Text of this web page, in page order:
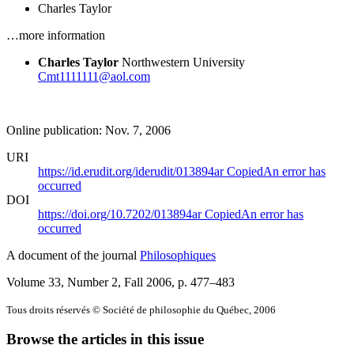
Charles Taylor
…more information
Charles Taylor Northwestern University
Cmt1111111@aol.com
Online publication: Nov. 7, 2006
URI
https://id.erudit.org/iderudit/013894arCopiedAn error has
occurred
DOI
https://doi.org/10.7202/013894arCopiedAn error has
occurred
A document of the journal Philosophiques
Volume 33, Number 2, Fall 2006, p. 477–483
Tous droits réservés © Société de philosophie du Québec, 2006
Browse the articles in this issue